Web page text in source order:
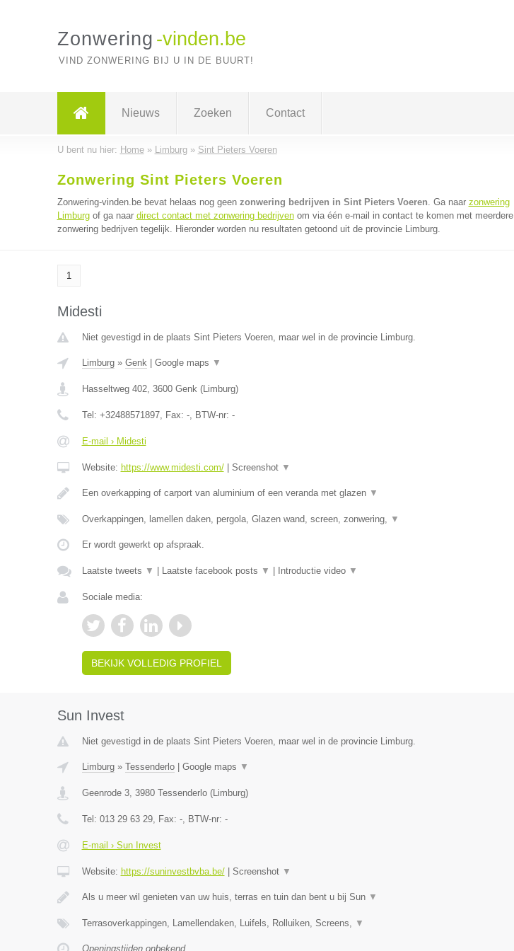
Zonwering -vinden.be
VIND ZONWERING BIJ U IN DE BUURT!
Nieuws Zoeken Contact
U bent nu hier: Home» Limburg» Sint Pieters Voeren
Zonwering Sint Pieters Voeren
Zonwering-vinden.be bevat helaas nog geen zonwering bedrijven in Sint Pieters Voeren. Ga naar zonwering
Limburgof ga naar direct contact met zonwering bedrijvenom via één e-mail in contact te komen met meerdere
zonwering bedrijven tegelijk. Hieronder worden nu resultaten getoond uit de provincie Limburg.
1
Midesti
Niet gevestigd in de plaats Sint Pieters Voeren, maar wel in de provincie Limburg.
Limburg» Genk| Google maps ▼
Hasseltweg 402, 3600 Genk(Limburg)
Tel: +32488571897, Fax: -, BTW-nr: -
E-mail › Midesti
Website: https://www.midesti.com/| Screenshot ▼
Een overkapping of carport van aluminium of een veranda met glazen ▼
Overkappingen, lamellen daken, pergola, Glazen wand, screen, zonwering, ▼
Er wordt gewerkt op afspraak.
Laatste tweets ▼ Laatste facebook posts ▼ Introductie video ▼
Sociale media:
BEKIJK VOLLEDIG PROFIEL
Sun Invest
Niet gevestigd in de plaats Sint Pieters Voeren, maar wel in de provincie Limburg.
Limburg» Tessenderlo| Google maps ▼
Geenrode 3, 3980 Tessenderlo(Limburg)
Tel: 013 29 63 29, Fax: -, BTW-nr: -
E-mail › Sun Invest
Website: https://suninvestbvba.be/| Screenshot ▼
Als u meer wil genieten van uw huis, terras en tuin dan bent u bij Sun ▼
Terrasoverkappingen, Lamellendaken, Luifels, Rolluiken, Screens, ▼
Openingstijden onbekend